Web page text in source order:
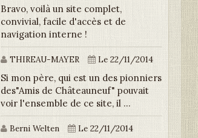
Bravo, voilà un site complet,
convivial, facile d'accès et de
navigation interne !
THIREAU-MAYER Le 22/11/2014
Si mon père, qui est un des pionniers
des"Amis de Châteauneuf" pouvait
voir l'ensemble de ce site, il ...
Berni Welten Le 22/11/2014